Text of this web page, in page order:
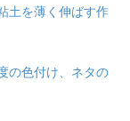
土を薄く伸ばす作
の色付け、ネタの